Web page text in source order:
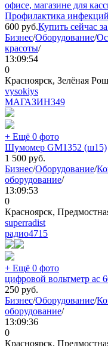
офисе, магазине для
Профилактика
600 руб.Купить сейчас за
Бизнес/Оборудование/
красоты/
13:09:54
0
Красноярск, Зелёная
vysokiys
МАГАЗИН349
+ Ещё 0 фото
Шумомер GM1352 (ш15)
1 500 руб.
Бизнес/Оборудование/
оборудование/
13:09:53
0
Красноярск,
superradist
радио4715
+ Ещё 0 фото
цифровой вольтметр ac
250 руб.
Бизнес/Оборудование/
оборудование/
13:09:36
0
Красноярск,